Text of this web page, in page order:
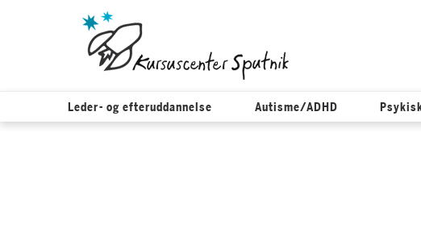
Hop
Leder- og efteruddannelse Autisme/ADHD